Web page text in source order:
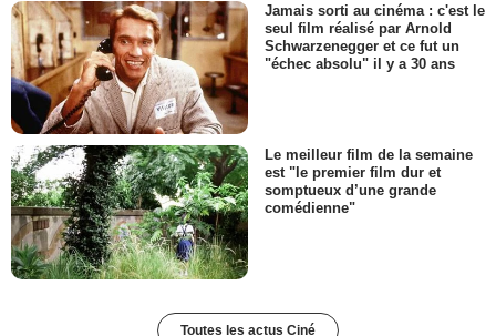
Jamais sorti au cinéma : c'est le
seul film réalisé par Arnold
Schwarzenegger et ce fut un
"échec absolu" il y a 30 ans
Le meilleur film de la semaine
est "le premier film dur et
somptueux d’une grande
comédienne"
Toutes les actus Ciné